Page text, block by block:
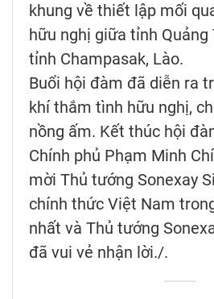
khung về thiết lập mối
hữu nghị giữa tỉnh Quảng
tỉnh Champasak, Lào.
Buổi hội đàm đã diễn ra
khí thắm tình hữu nghị,
nồng ấm. Kết thúc hội
Chính phủ Phạm Minh
mời Thủ tướng Sonexay
chính thức Việt Nam
nhất và Thủ tướng
đã vui vẻ nhận lời./.